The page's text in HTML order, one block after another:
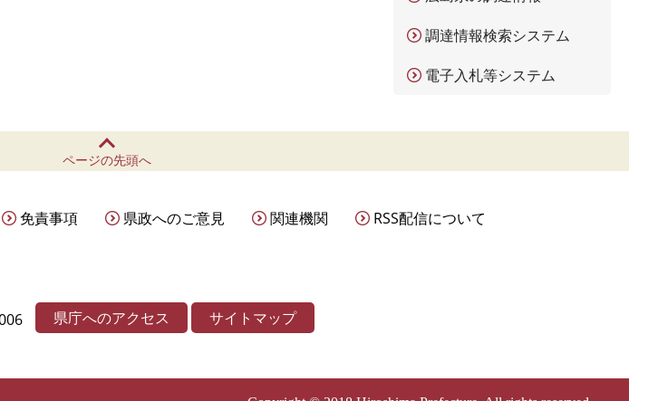
調達情報検索システム
電子入札等システム
ページの先頭へ
免責事項 県政へのご意見 関連機関 RSS配信について
県庁へのアクセス サイトマップ